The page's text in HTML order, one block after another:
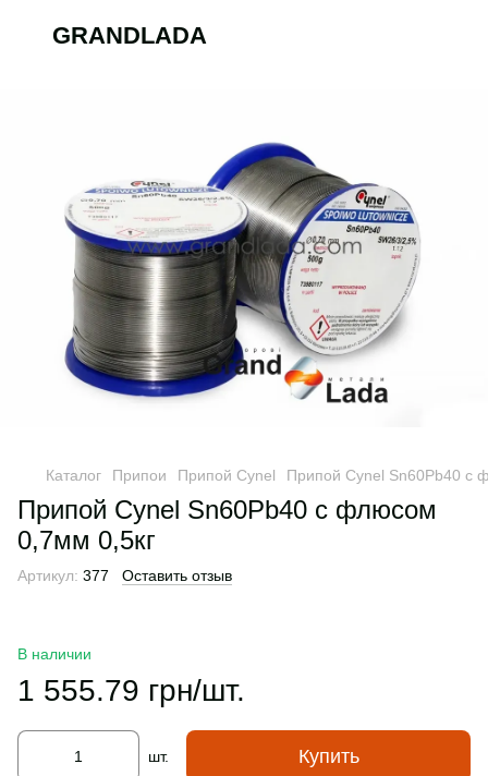
GRANDLADA
Каталог Припои Припой Cynel Припой Cynel Sn60Pb40 c
Припой Cynel Sn60Pb40 с флюсом
0,7мм 0,5кг
Артикул: 377 Оставить отзыв
В наличии
1 555.79 грн/шт.
шт. Купить